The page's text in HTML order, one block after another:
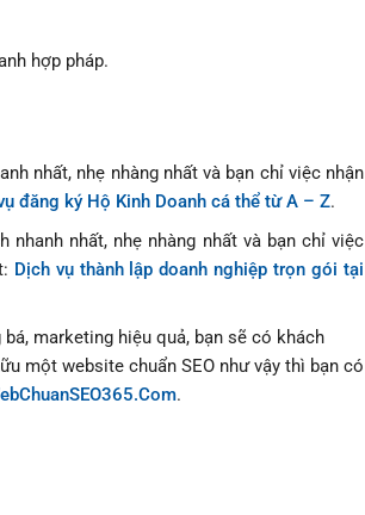
hợp pháp.
nhất, nhẹ nhàng nhất và bạn chỉ việc nhận
đăng ký Hộ Kinh Doanh cá thể từ A – Z.
nhanh nhất, nhẹ nhàng nhất và bạn chỉ việc
Dịch vụ thành lập doanh nghiệp trọn gói tại
marketing hiệu quả, bạn sẽ có khách
một website chuẩn SEO như vậy thì bạn có
.